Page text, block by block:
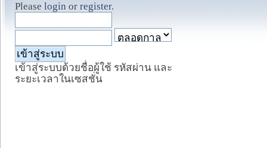
Please login or register.
เข้าสู่ระบบด้วยชื่อผู้ใช้ รหัสผ่าน และ
ระยะเวลาในเซสชั่น